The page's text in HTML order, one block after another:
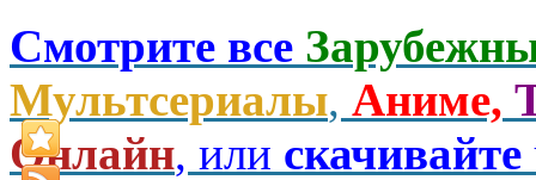
Смотрите все
Мультсериалы, Аниме,
Онлайн, или скачивайте